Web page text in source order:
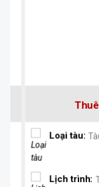
Thuê
Loại tàu: Tàu
Lịch trình: